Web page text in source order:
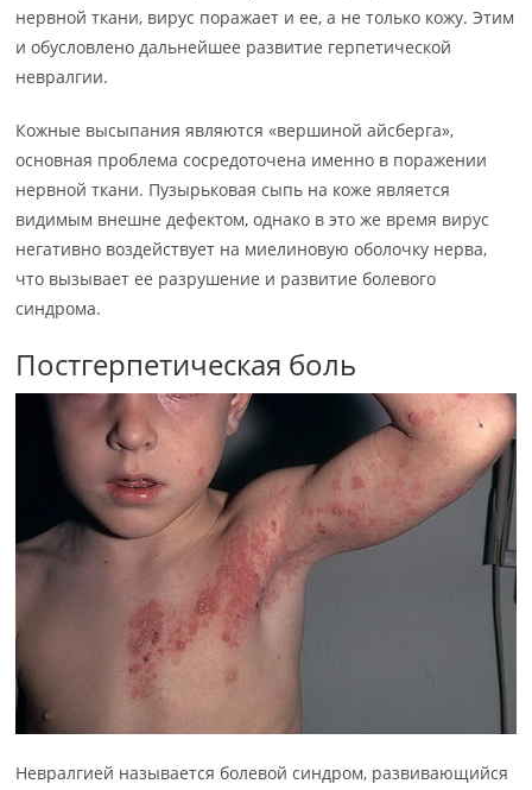
нервной ткани, вирус поражает и ее, а не только кожу. Этим
и обусловлено дальнейшее развитие герпетической
невралгии.
Кожные высыпания являются «вершиной айсберга»,
основная проблема сосредоточена именно в поражении
нервной ткани. Пузырьковая сыпь на коже является
видимым внешне дефектом, однако в это же время вирус
негативно воздействует на миелиновую оболочку нерва,
что вызывает ее разрушение и развитие болевого
синдрома.
Постгерпетическая боль
Невралгией называется болевой синдром, развивающийся